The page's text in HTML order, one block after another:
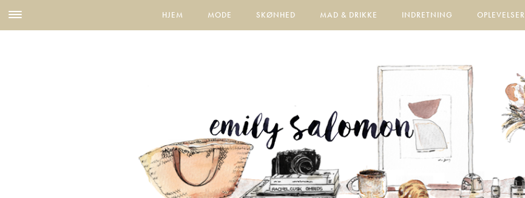
HJEM MODE SKØNHED MAD & DRIKKE INDRETNING OPLEVELSER